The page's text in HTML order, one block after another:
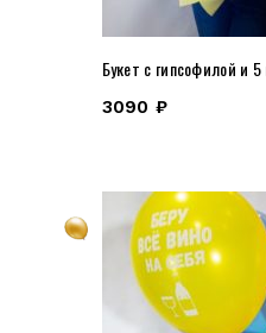
Букет с гипсофилой и
3090 ₽